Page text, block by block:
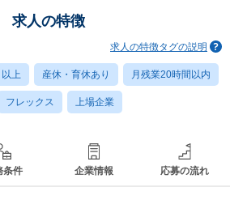
求人の特徴
求人の特徴タグの説明
上 産休・育休あり 月残業20時間以内
フレックス 上場企業
条件 企業情報 応募の流れ